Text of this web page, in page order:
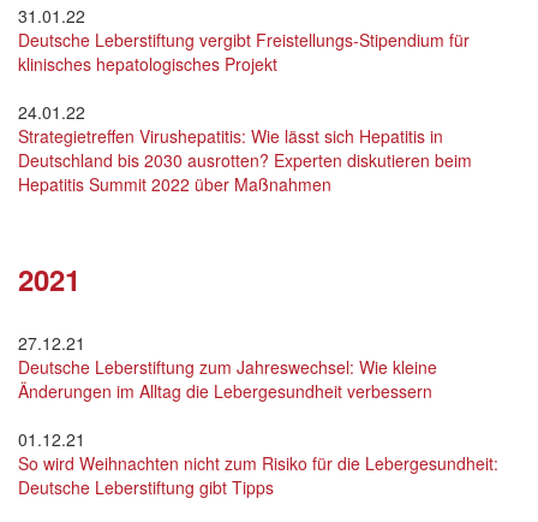
31.01.22
Deutsche Leberstiftung vergibt Freistellungs-Stipendium für
klinisches hepatologisches Projekt
24.01.22
Strategietreffen Virushepatitis: Wie lässt sich Hepatitis in
Deutschland bis 2030 ausrotten? Experten diskutieren beim
Hepatitis Summit 2022 über Maßnahmen
2021
27.12.21
Deutsche Leberstiftung zum Jahreswechsel: Wie kleine
Änderungen im Alltag die Lebergesundheit verbessern
01.12.21
So wird Weihnachten nicht zum Risiko für die Lebergesundheit:
Deutsche Leberstiftung gibt Tipps